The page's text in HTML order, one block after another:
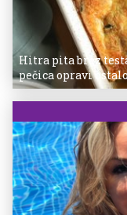
Hitra pita brez
pečica opravi